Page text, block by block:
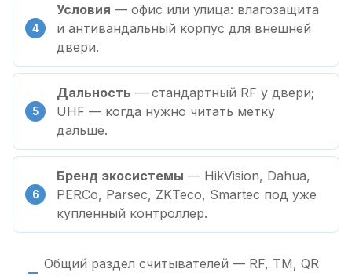
Условия — офис или улица: влагозащита
и антивандальный корпус для внешней
двери.
Дальность — стандартный RF у двери;
UHF — когда нужно читать метку
дальше.
Бренд экосистемы — HikVision, Dahua,
PERCo, Parsec, ZKTeco, Smartec под уже
купленный контроллер.
Общий раздел считывателей — RF, TM, QR